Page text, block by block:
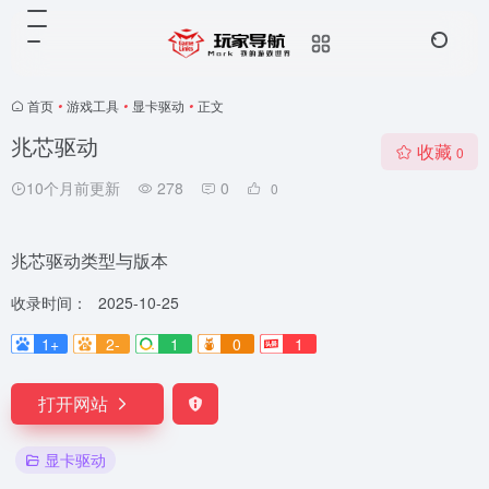
首页 • 游戏工具 • 显卡驱动 • 正文
兆芯驱动
10个月前更新 278 0 0
收藏 0
兆芯驱动类型与版本
收录时间：
2025-10-25
1+
2- 1 0 1
打开网站
显卡驱动